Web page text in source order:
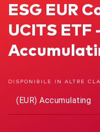
Visualizza i nostri
Cerca i nostri
Eventi ed
Back to main
La società
Chi siamo
ESG EUR
UCITS ETF
DISPONIBILE IN ALTRE
(EUR) Accumulating